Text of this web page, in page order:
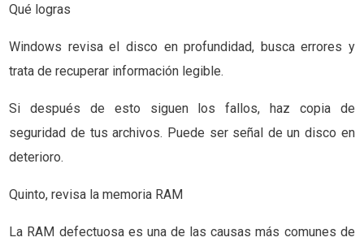
Qué logras
Windows revisa el disco en profundidad, busca errores y
trata de recuperar información legible.
Si después de esto siguen los fallos, haz copia de
seguridad de tus archivos. Puede ser señal de un disco en
deterioro.
Quinto, revisa la memoria RAM
La RAM defectuosa es una de las causas más comunes de